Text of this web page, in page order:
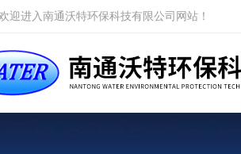
迎进入南通沃特环保科技有限公司网站！